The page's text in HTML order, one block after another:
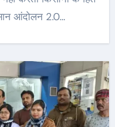
आंदोलन 2.0…